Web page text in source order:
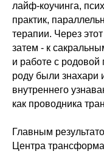
лайф-коучинга,
практик,
терапии. Через
затем - к
и работе с родовой
роду были знахари
внутреннего
как проводника
Главным
Центра